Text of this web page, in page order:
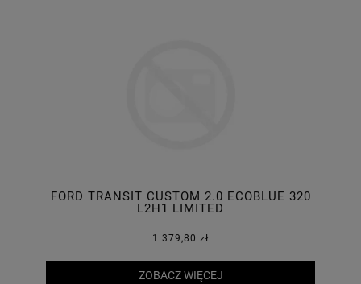
FORD TRANSIT CUSTOM 2.0 ECOBLUE 320
L2H1 LIMITED
1 379,80 zł
ZOBACZ WIĘCEJ